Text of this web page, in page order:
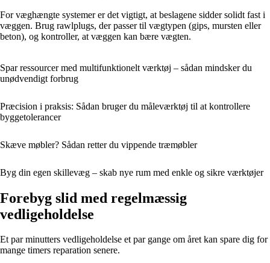
For væghængte systemer er det vigtigt, at beslagene sidder solidt fast i
væggen. Brug rawlplugs, der passer til vægtypen (gips, mursten eller
beton), og kontroller, at væggen kan bære vægten.
Spar ressourcer med multifunktionelt værktøj – sådan mindsker du
unødvendigt forbrug
Præcision i praksis: Sådan bruger du måleværktøj til at kontrollere
byggetolerancer
Skæve møbler? Sådan retter du vippende træmøbler
Byg din egen skillevæg – skab nye rum med enkle og sikre værktøjer
Forebyg slid med regelmæssig
vedligeholdelse
Et par minutters vedligeholdelse et par gange om året kan spare dig for
mange timers reparation senere.